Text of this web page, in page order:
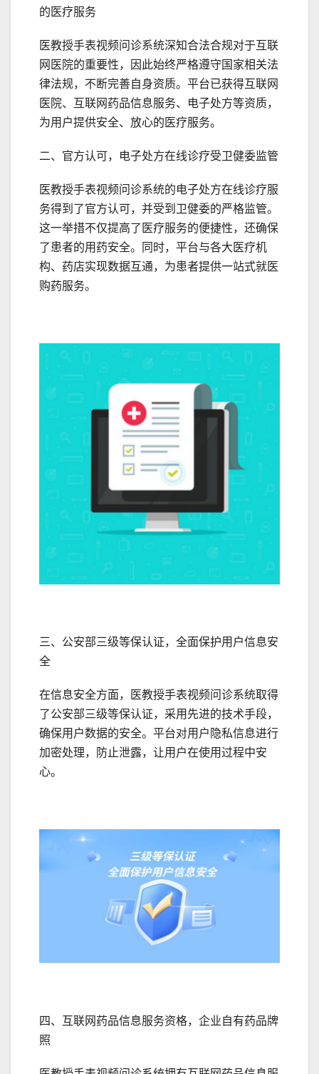
的医疗服务
医教授手表视频问诊系统深知合法合规对于互联
网医院的重要性，因此始终严格遵守国家相关法
律法规，不断完善自身资质。平台已获得互联网
医院、互联网药品信息服务、电子处方等资质，
为用户提供安全、放心的医疗服务。
二、官方认可，电子处方在线诊疗受卫健委监管
医教授手表视频问诊系统的电子处方在线诊疗服
务得到了官方认可，并受到卫健委的严格监管。
这一举措不仅提高了医疗服务的便捷性，还确保
了患者的用药安全。同时，平台与各大医疗机
构、药店实现数据互通，为患者提供一站式就医
购药服务。
三、公安部三级等保认证，全面保护用户信息安
全
在信息安全方面，医教授手表视频问诊系统取得
了公安部三级等保认证，采用先进的技术手段，
确保用户数据的安全。平台对用户隐私信息进行
加密处理，防止泄露，让用户在使用过程中安
心。
四、互联网药品信息服务资格，企业自有药品牌
照